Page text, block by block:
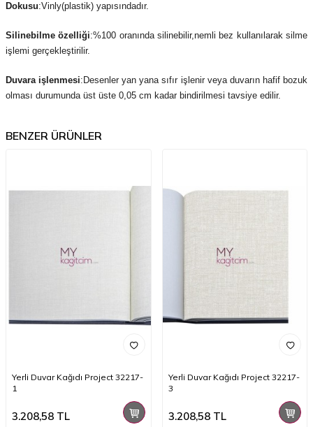
Dokusu:Vinly(plastik) yapısındadır.
Silinebilme özelliği:%100 oranında silinebilir,nemli bez kullanılarak silme
işlemi gerçekleştirilir.
Duvara işlenmesi:Desenler yan yana sıfır işlenir veya duvarın hafif bozuk
olması durumunda üst üste 0,05 cm kadar bindirilmesi tavsiye edilir.
BENZER ÜRÜNLER
Yerli Duvar Kağıdı Project 32217-
1
3.208,58 TL
Yerli Duvar Kağıdı Project 32217-
3
3.208,58TL